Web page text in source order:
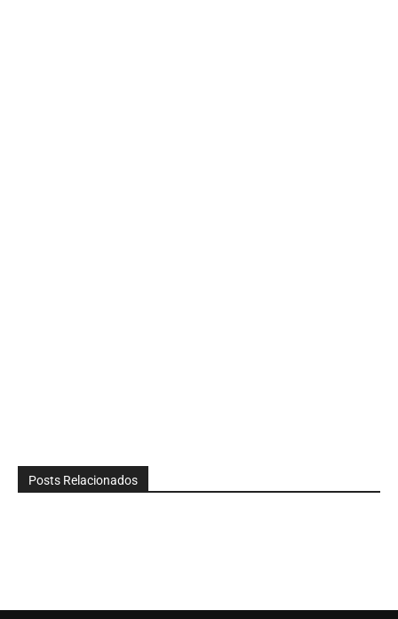
Posts Relacionados